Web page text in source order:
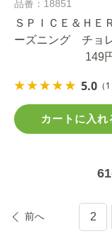
品番：18851
ＳＰＩＣＥ＆ＨＥ
ーズニング チョ
149
5.0 （1
カートに入れ
前へ 2